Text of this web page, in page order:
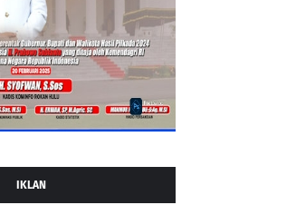
IKLAN